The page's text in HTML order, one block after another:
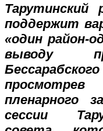
Тарутинский
поддержит
«один район-
выводу
пленарного
сессии